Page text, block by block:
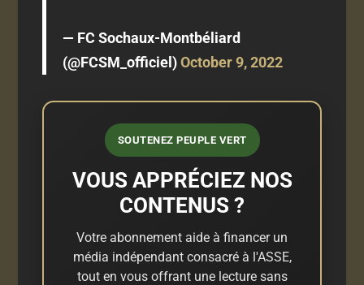
— FC Sochaux-Montbéliard
(@FCSM_officiel)October 9, 2022
SOUTENEZ PEUPLE VERT
VOUS APPRÉCIEZ NOS
CONTENUS ?
Votre abonnement aide à financer un
média indépendant consacré à l'ASSE,
tout en vous offrant une lecture sans